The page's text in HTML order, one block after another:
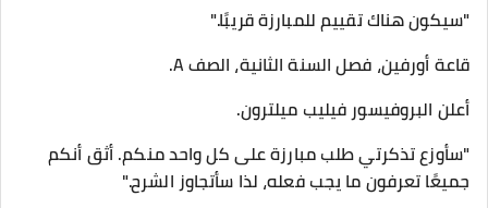
"سيكون هناك تقييم للمبارزة قريبًا."
قاعة أورفين، فصل السنة الثانية، الصف A.
أعلن البروفيسور فيليب ميلترون.
"سأوزع تذكرتي طلب مبارزة على كل واحد منكم. أثق أنكم
جميعًا تعرفون ما يجب فعله، لذا سأتجاوز الشرح."